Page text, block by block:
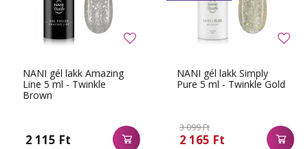
NANI gél lakk Amazing
Line 5 ml - Twinkle
Brown
2 115 Ft
NANI gél lakk Simply
Pure 5 ml - Twinkle Gold
3 099 Ft
2 165 Ft